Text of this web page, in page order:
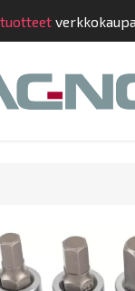
tuotteet
Kauppa